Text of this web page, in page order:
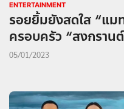
ENTERTAINMENT
รอยยิ้มยังสดใส “แ
ครอบครัว “สงกราน
05/01/2023